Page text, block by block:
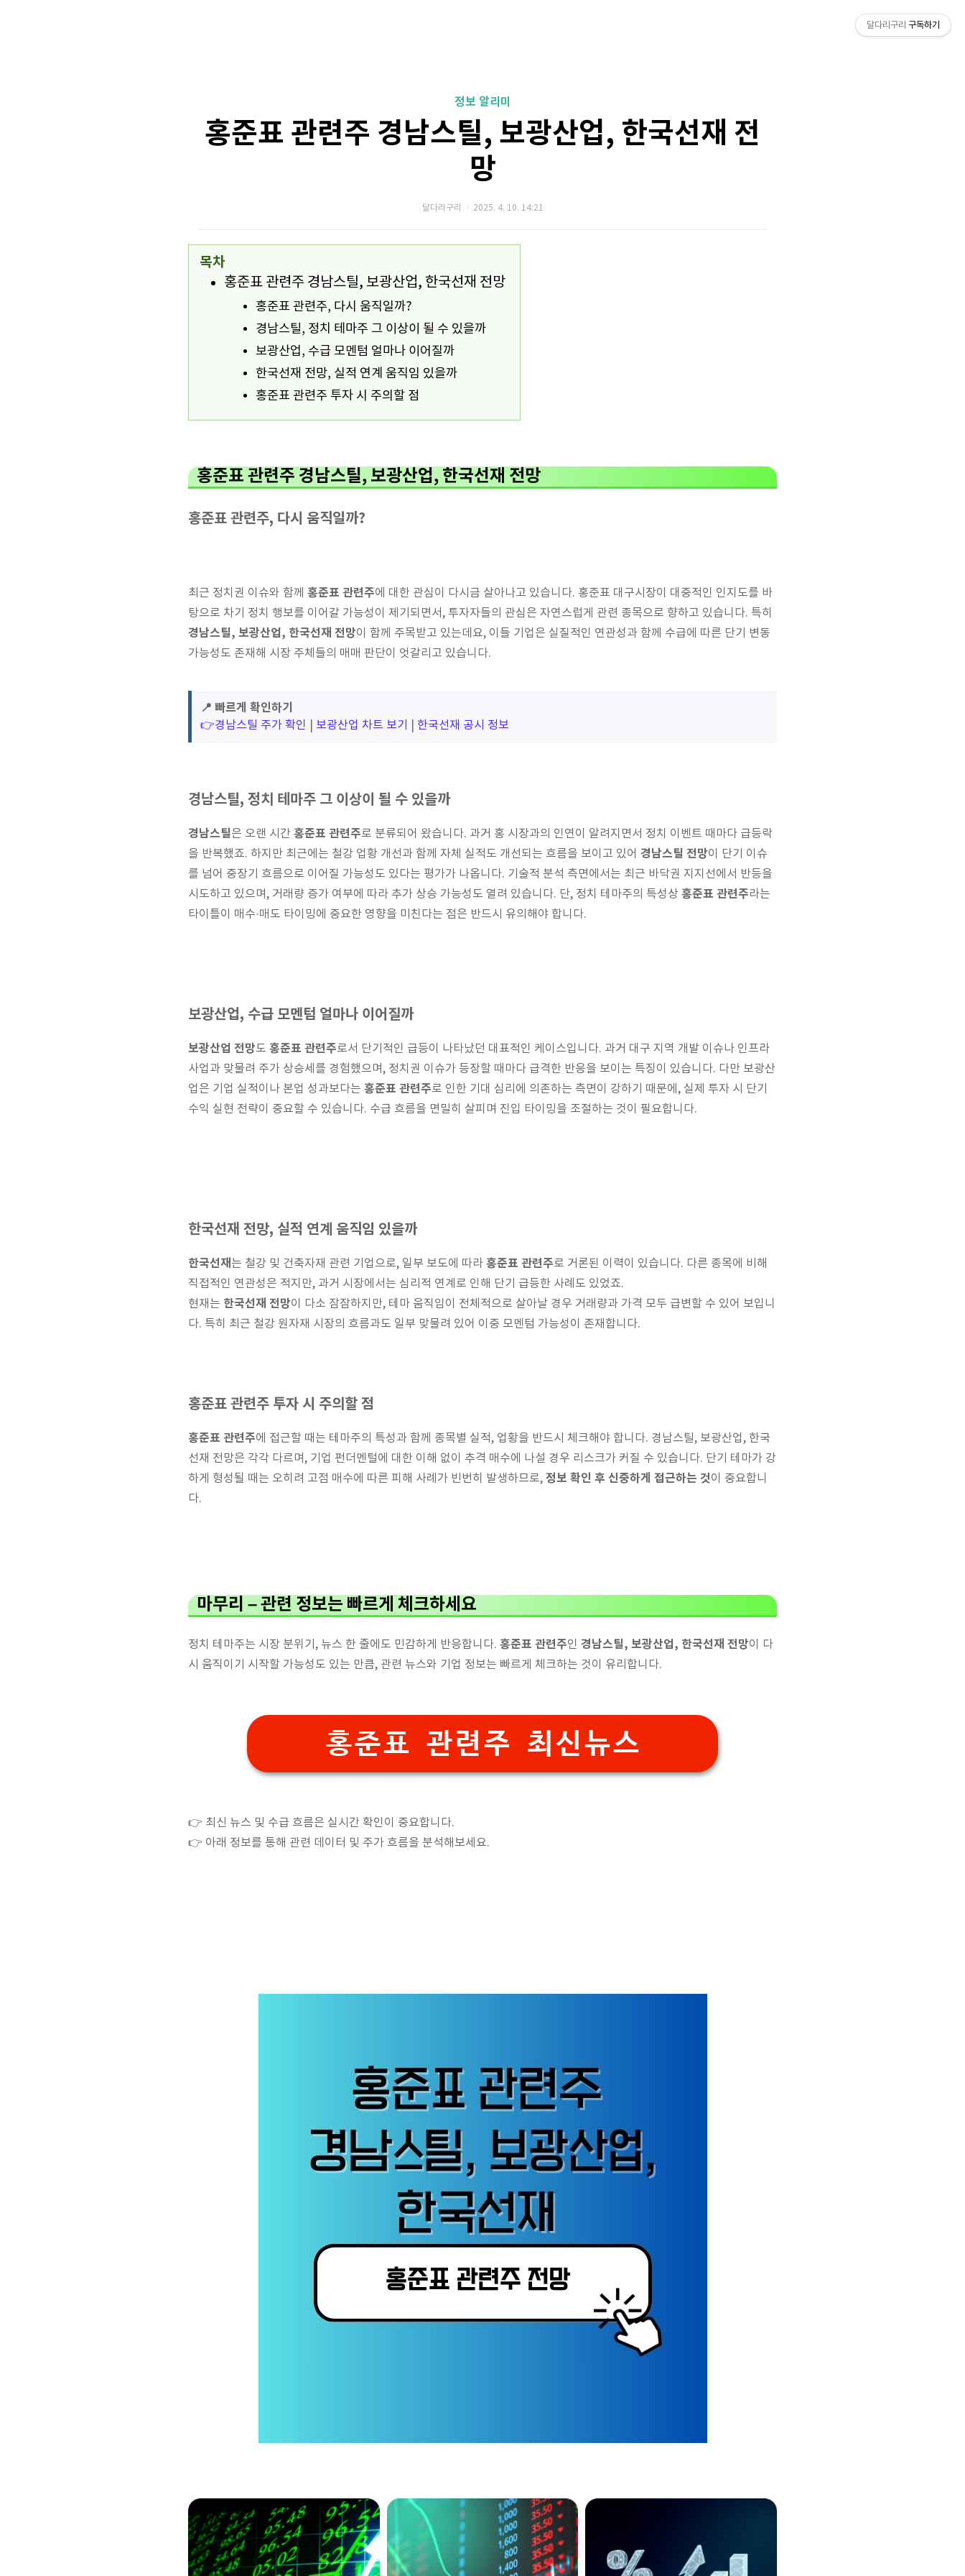
정보 알리미
홍준표 관련주 경남스틸, 보광산업, 한국선재 전
망
달다리구리 2025. 4. 10. 14:21
목차
홍준표 관련주 경남스틸, 보광산업, 한국선재 전망
홍준표 관련주, 다시 움직일까?
경남스틸, 정치 테마주 그 이상이 될 수 있을까
보광산업, 수급 모멘텀 얼마나 이어질까
한국선재 전망, 실적 연계 움직임 있을까
홍준표 관련주 투자 시 주의할 점
홍준표 관련주 경남스틸, 보광산업, 한국선재 전망
홍준표 관련주, 다시 움직일까?
최근 정치권 이슈와 함께 홍준표 관련주에 대한 관심이 다시금 살아나고 있습니다. 홍준표 대구시장이 대중적인 인지도를 바
탕으로 차기 정치 행보를 이어갈 가능성이 제기되면서, 투자자들의 관심은 자연스럽게 관련 종목으로 향하고 있습니다. 특히
경남스틸, 보광산업, 한국선재 전망이 함께 주목받고 있는데요, 이들 기업은 실질적인 연관성과 함께 수급에 따른 단기 변동
가능성도 존재해 시장 주체들의 매매 판단이 엇갈리고 있습니다.
📍 빠르게 확인하기
👉경남스틸 주가 확인 보광산업 차트 보기 한국선재 공시 정보
경남스틸, 정치 테마주 그 이상이 될 수 있을까
경남스틸은 오랜 시간 홍준표 관련주로 분류되어 왔습니다. 과거 홍 시장과의 인연이 알려지면서 정치 이벤트 때마다 급등락
을 반복했죠. 하지만 최근에는 철강 업황 개선과 함께 자체 실적도 개선되는 흐름을 보이고 있어 경남스틸 전망이 단기 이슈
를 넘어 중장기 흐름으로 이어질 가능성도 있다는 평가가 나옵니다. 기술적 분석 측면에서는 최근 바닥권 지지선에서 반등을
시도하고 있으며, 거래량 증가 여부에 따라 추가 상승 가능성도 열려 있습니다. 단, 정치 테마주의 특성상 홍준표 관련주라는
타이틀이 매수·매도 타이밍에 중요한 영향을 미친다는 점은 반드시 유의해야 합니다.
보광산업, 수급 모멘텀 얼마나 이어질까
보광산업 전망도 홍준표 관련주로서 단기적인 급등이 나타났던 대표적인 케이스입니다. 과거 대구 지역 개발 이슈나 인프라
사업과 맞물려 주가 상승세를 경험했으며, 정치권 이슈가 등장할 때마다 급격한 반응을 보이는 특징이 있습니다. 다만 보광산
업은 기업 실적이나 본업 성과보다는 홍준표 관련주로 인한 기대 심리에 의존하는 측면이 강하기 때문에, 실제 투자 시 단기
수익 실현 전략이 중요할 수 있습니다. 수급 흐름을 면밀히 살피며 진입 타이밍을 조절하는 것이 필요합니다.
한국선재 전망, 실적 연계 움직임 있을까
한국선재 는 철강 및 건축자재 관련 기업으로, 일부 보도에 따라 홍준표 관련주로 거론된 이력이 있습니다. 다른 종목에 비해
직접적인 연관성은 적지만, 과거 시장에서는 심리적 연계로 인해 단기 급등한 사례도 있었죠.
현재는 한국선재 전망이 다소 잠잠하지만, 테마 움직임이 전체적으로 살아날 경우 거래량과 가격 모두 급변할 수 있어 보입니
다. 특히 최근 철강 원자재 시장의 흐름과도 일부 맞물려 있어 이중 모멘텀 가능성이 존재합니다.
홍준표 관련주 투자 시 주의할 점
홍준표 관련주에 접근할 때는 테마주의 특성과 함께 종목별 실적, 업황을 반드시 체크해야 합니다. 경남스틸, 보광산업, 한국
선재 전망은 각각 다르며, 기업 펀더멘털에 대한 이해 없이 추격 매수에 나설 경우 리스크가 커질 수 있습니다. 단기 테마가 강
하게 형성될 때는 오히려 고점 매수에 따른 피해 사례가 빈번히 발생하므로, 정보 확인 후 신중하게 접근하는 것이 중요합니
다.
마무리 – 관련 정보는 빠르게 체크하세요
정치 테마주는 시장 분위기, 뉴스 한 줄에도 민감하게 반응합니다. 홍준표 관련주인 경남스틸, 보광산업, 한국선재 전망이 다
시 움직이기 시작할 가능성도 있는 만큼, 관련 뉴스와 기업 정보는 빠르게 체크하는 것이 유리합니다.
홍준표 관련주 최신뉴스
👉 최신 뉴스 및 수급 흐름은 실시간 확인이 중요합니다.
👉 아래 정보를 통해 관련 데이터 및 주가 흐름을 분석해보세요.
달다리구리 구독하기